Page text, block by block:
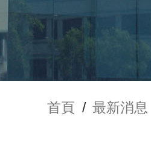
首頁 / 最新消息